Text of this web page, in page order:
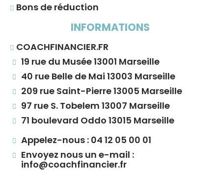
Bons de réduction
INFORMATIONS
COACHFINANCIER.FR
19 rue du Musée 13001 Marseille
40 rue Belle de Mai 13003 Marseille
209 rue Saint-Pierre 13005 Marseille
97 rue S. Tobelem 13007 Marseille
71 boulevard Oddo 13015 Marseille
Appelez-nous : 04 12 05 00 01
Envoyez nous un e-mail :
info@coachfinancier.fr